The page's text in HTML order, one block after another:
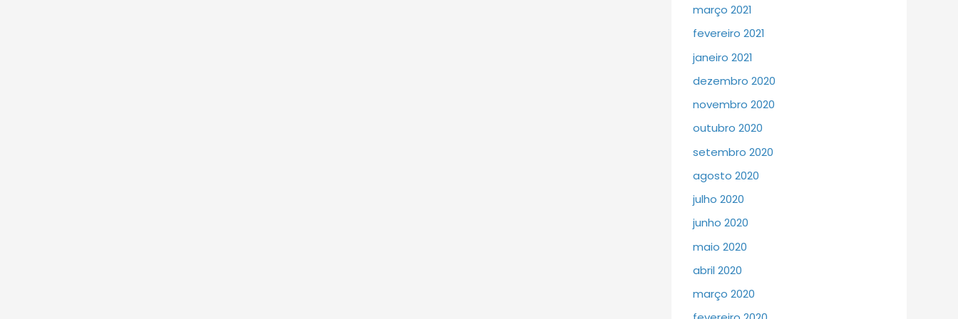
março 2021
fevereiro 2021
janeiro 2021
dezembro 2020
novembro 2020
outubro 2020
setembro 2020
agosto 2020
julho 2020
junho 2020
maio 2020
abril 2020
março 2020